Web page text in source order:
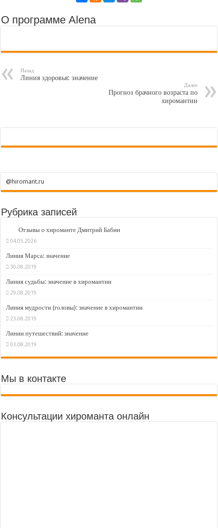
О программе Alena
Назад
Линия здоровья: значение
Далее
Прогноз брачного возраста по
хиромантии
@hiromant.ru
Рубрика записей
Отзывы о хироманте Дмитрий Бабин
04.05.2026
Линия Марса: значение
30.08.2019
Линия судьбы: значение в хиромантии
29.08.2019
Линия мудрости (головы): значение в хиромантии
23.08.2019
Линии путешествий: значение
03.08.2019
Мы в контакте
Консультации хироманта онлайн